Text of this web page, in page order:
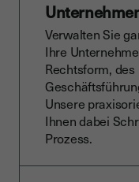
Verwalten Sie
Ihre
Rechtsform,
Unsere
Ihnen dabei
Prozess.